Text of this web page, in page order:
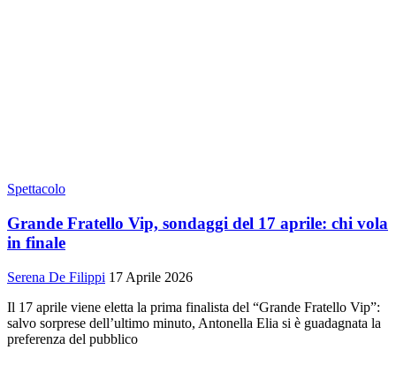
Spettacolo
Grande Fratello Vip, sondaggi del 17 aprile: chi vola
in finale
Serena De Filippi 17 Aprile 2026
Il 17 aprile viene eletta la prima finalista del “Grande Fratello Vip”:
salvo sorprese dell’ultimo minuto, Antonella Elia si è guadagnata la
preferenza del pubblico